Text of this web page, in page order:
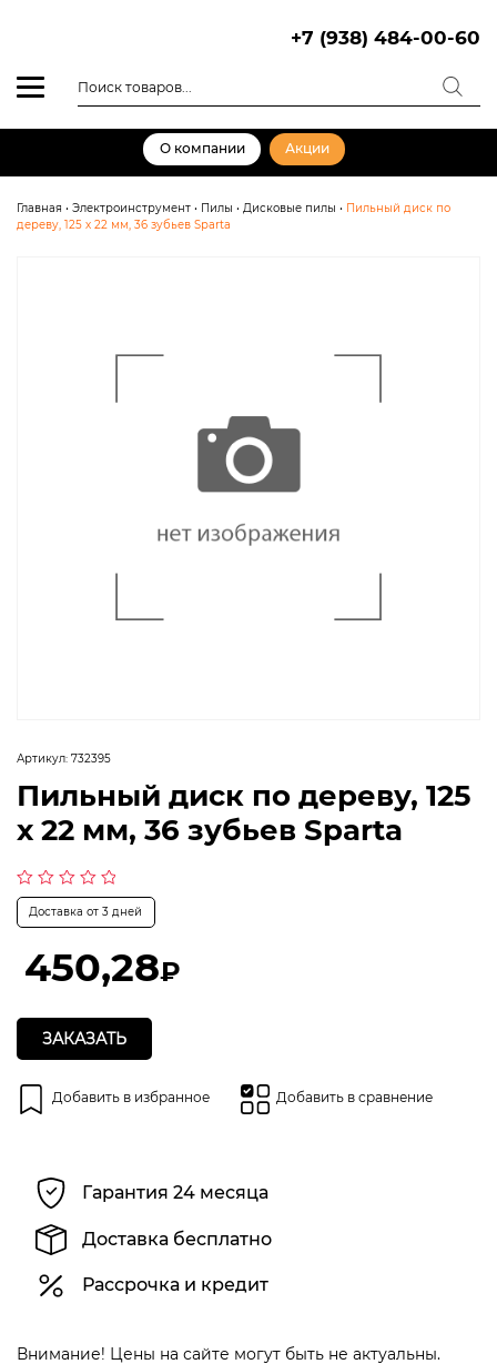
+7 (938) 484-00-60
товаров
О компании Акции
Главная • Электроинструмент • Пилы • Дисковые пилы • Пильный диск по
дереву, 125 х 22 мм, 36 зубьев Sparta
Артикул: 732395
Пильный диск по дереву, 125
х 22 мм, 36 зубьев Sparta
Оценка
из
Доставка от 3 дней
450,28₽
ЗАКАЗАТЬ
Добавить в избранное Добавить в сравнение
Гарантия 24 месяца
Доставка бесплатно
Рассрочка и кредит
Внимание! Цены на сайте могут быть не актуальны.